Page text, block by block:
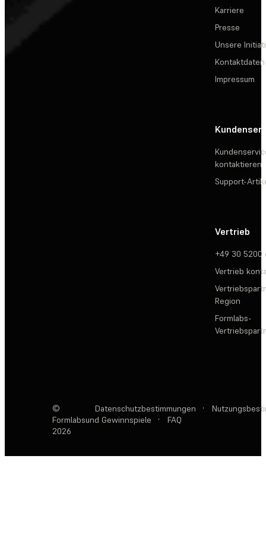
Karriere
Presse
Unsere
Kontaktdaten
Impressum
kontaktieren
Support-
Vertrieb
+49 30 5200
Vertrieb
Region
Formlabs-
©
Formlabs
2026
Datenschutzbestimmungen ·
und Gewinnspiele
· FAQ